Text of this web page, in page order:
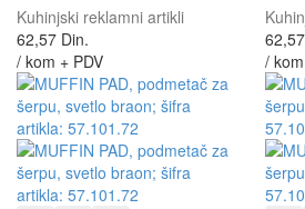
Kuhinjski reklamni artikli
62,57 Din.
/ kom + PDV
/